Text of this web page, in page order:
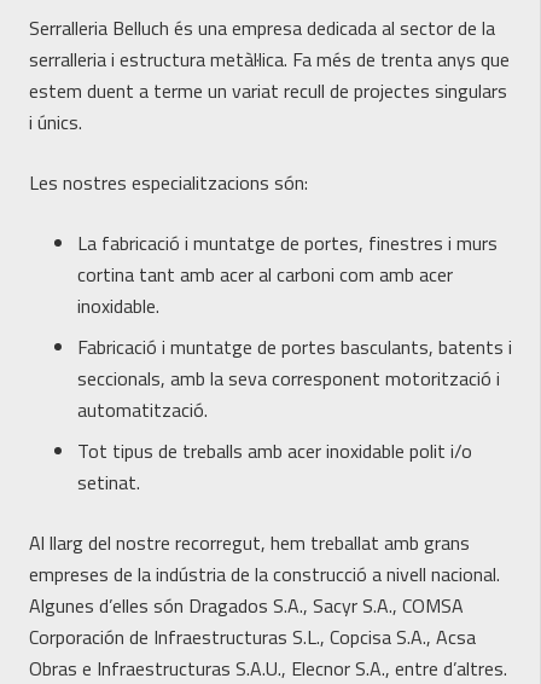
Serralleria Belluch és una empresa dedicada al sector de la
serralleria i estructura metàl·lica. Fa més de trenta anys que
estem duent a terme un variat recull de projectes singulars
i únics.
Les nostres especialitzacions són:
La fabricació i muntatge de portes, finestres i murs
cortina tant amb acer al carboni com amb acer
inoxidable.
Fabricació i muntatge de portes basculants, batents i
seccionals, amb la seva corresponent motorització i
automatització.
Tot tipus de treballs amb acer inoxidable polit i/o
setinat.
Al llarg del nostre recorregut, hem treballat amb grans
empreses de la indústria de la construcció a nivell nacional.
Algunes d’elles són Dragados S.A., Sacyr S.A., COMSA
Corporación de Infraestructuras S.L., Copcisa S.A., Acsa
Obras e Infraestructuras S.A.U., Elecnor S.A., entre d’altres.